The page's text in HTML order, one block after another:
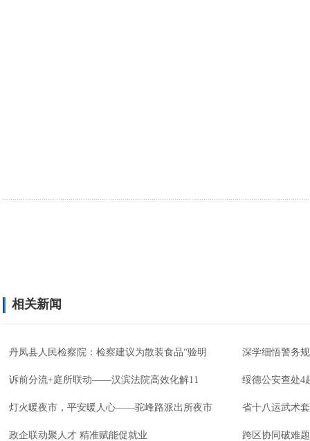
相关新闻
丹凤县人民检察院：检察建议为散装食品“验明 深学细悟警务
诉前分流+庭所联动——汉滨法院高效化解11 绥德公安查处4
灯火暖夜市，平安暖人心——驼峰路派出所夜市 省十八运武术
政企联动聚人才 精准赋能促就业 跨区协同破难